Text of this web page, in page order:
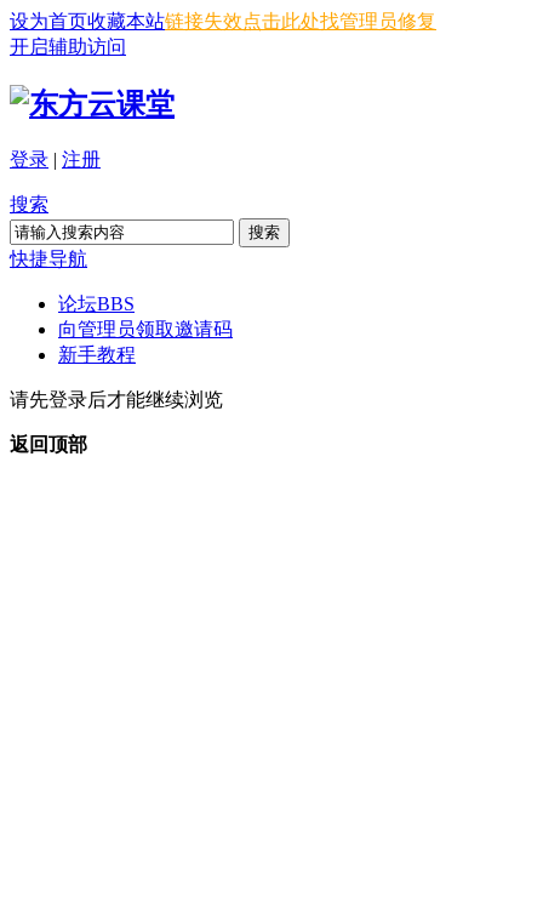
设为首页收藏本站链接失效点击此处找管理员修复
开启辅助访问
登录 | 注册
搜索
搜索
快捷导航
论坛BBS
向管理员领取邀请码
新手教程
请先登录后才能继续浏览
返回顶部